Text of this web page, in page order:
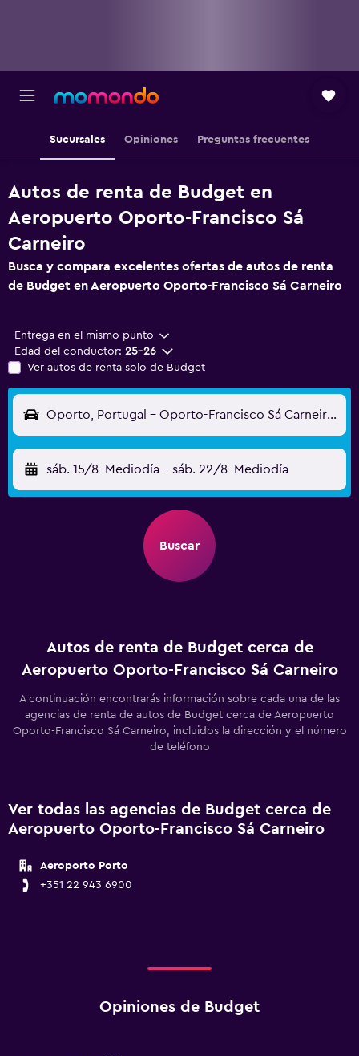
Sucursales Opiniones Preguntas frecuentes
Autos de renta de Budget en
Aeropuerto Oporto-Francisco Sá
Carneiro
Busca y compara excelentes ofertas de autos de renta
de Budget en Aeropuerto Oporto-Francisco Sá Carneiro
Entrega en el mismo punto
Edad del conductor: 25-26
Ver autos de renta solo de Budget
Oporto, Portugal - Oporto-Francisco Sá Carneiro (OPO)
sáb. 15/8 Mediodía - sáb. 22/8 Mediodía
Buscar
Autos de renta de Budget cerca de
Aeropuerto Oporto-Francisco Sá Carneiro
A continuación encontrarás información sobre cada una de las
agencias de renta de autos de Budget cerca de Aeropuerto
Oporto-Francisco Sá Carneiro, incluidos la dirección y el número
de teléfono
Ver todas las agencias de Budget cerca de
Aeropuerto Oporto-Francisco Sá Carneiro
Aeroporto Porto
+351 22 943 6900
Opiniones de Budget